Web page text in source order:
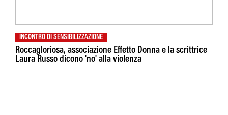
INCONTRO DI SENSIBILIZZAZIONE
Roccagloriosa, associazione Effetto Donna e la scrittrice
Laura Russo dicono 'no' alla violenza